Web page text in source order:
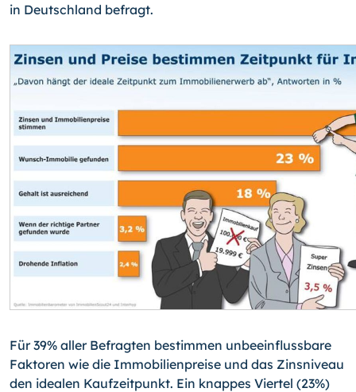
in Deutschland befragt.
Für 39% aller Befragten bestimmen unbeeinflussbare
Faktoren wie die Immobilienpreise und das Zinsniveau
den idealen Kaufzeitpunkt. Ein knappes Viertel (23%)